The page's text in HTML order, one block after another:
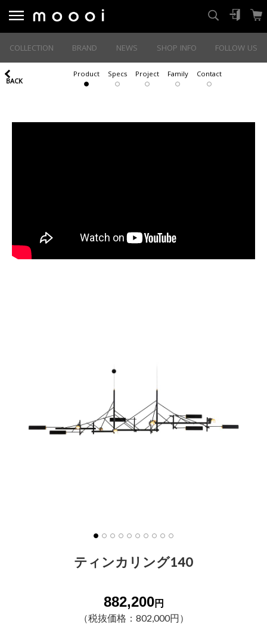
COLLECTION BRAND NEWS SHOP INFO FOLLOW US
BACK
Product Specs Project Family Contact
ティンカリング140
882,200円
（税抜価格：802,000円）